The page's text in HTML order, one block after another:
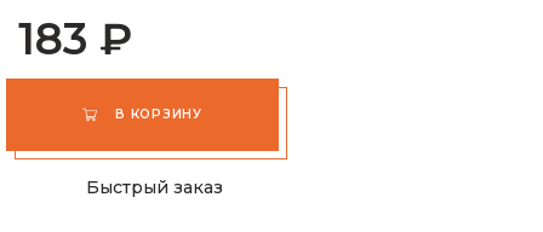
183 ₽
В КОРЗИНУ
Быстрый заказ